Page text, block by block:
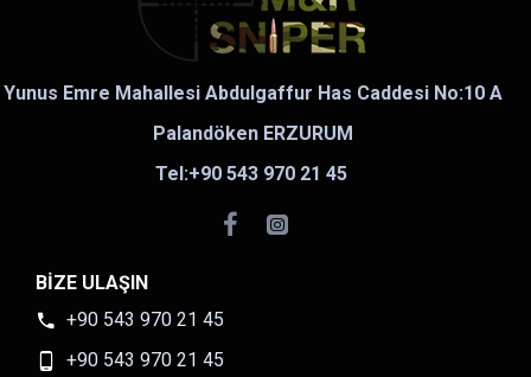
Yunus Emre Mahallesi Abdulgaffur Has Caddesi No:10 A
Palandöken ERZURUM
Tel:+90 543 970 21 45
BIZE ULAŞIN
+90 543 970 21 45
+90 543 970 21 45